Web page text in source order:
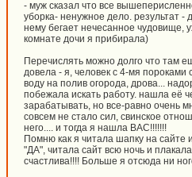
- муж сказал что все
уборка- ненужное дело. результат -
нему бегает нечесанное чудовище,
комнате дочи я прибирала)
Перечислять можно долго что там
довела - я, человек с 4-мя пороками
воду на полив огорода, дрова...
побежала искать работу. нашла её
зарабатывать, но все-равно очень
совсем не стало сил, свинское
него.... и тогда я нашла ВАС!!!!!!!
Помню как я читала шапку на сайте
"ДА", читала сайт всю ночь и
счастлива!!!! Больше я отсюда ни